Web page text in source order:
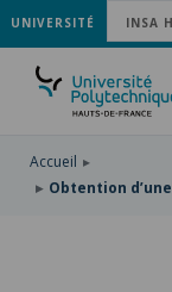
ACCÉDER
AU
MENU
PRINCIPAL
ALLER
AU
CONTENU
ACCÉDER
RECHERCHE
UNIVERSITÉ INSA
Accueil
Obtention